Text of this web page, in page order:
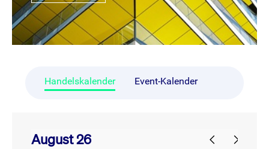
Handelskalender Event-Kalender
August 26